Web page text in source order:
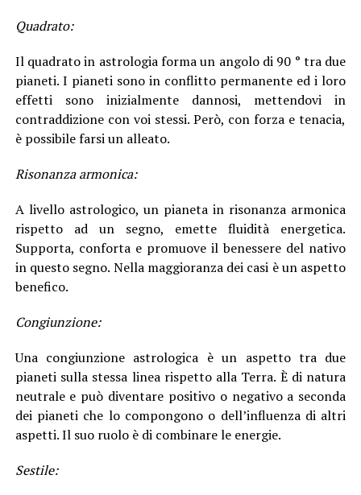
Quadrato:
Il quadrato in astrologia forma un angolo di 90 ° tra due
pianeti. I pianeti sono in conflitto permanente ed i loro
effetti sono inizialmente dannosi, mettendovi in
contraddizione con voi stessi. Però, con forza e tenacia,
è possibile farsi un alleato.
Risonanza armonica:
A livello astrologico, un pianeta in risonanza armonica
rispetto ad un segno, emette fluidità energetica.
Supporta, conforta e promuove il benessere del nativo
in questo segno. Nella maggioranza dei casi è un aspetto
benefico.
Congiunzione:
Una congiunzione astrologica è un aspetto tra due
pianeti sulla stessa linea rispetto alla Terra. È di natura
neutrale e può diventare positivo o negativo a seconda
dei pianeti che lo compongono o dell’influenza di altri
aspetti. Il suo ruolo è di combinare le energie.
Sestile: